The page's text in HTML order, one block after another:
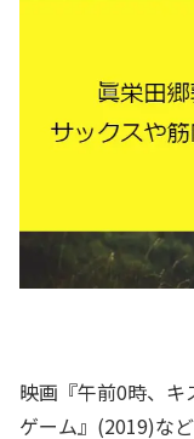
映画『午前0時、
ゲーム』(2019)な